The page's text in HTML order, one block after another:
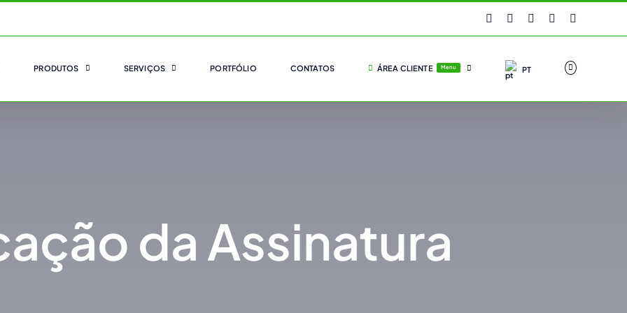
FacebookInstagramYouTube
PRODUTOS SERVIÇOS PORTFÓLIO CONTATOS ÁREA CLIENTE Menu PT
da Assinatura